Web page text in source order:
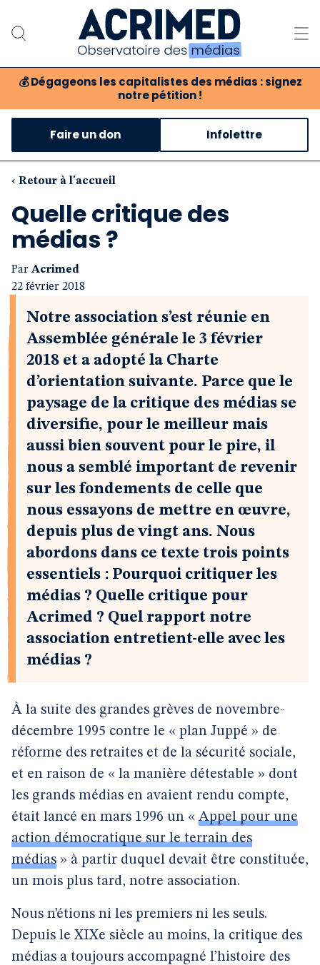
💰 Dégageons les capitalistes des médias : signez
notre pétition !
Notre association
Notre critique des médias
Nos propositions
Notre revue
Faire un don Infolettre
‹ Retour à l'accueil
Quelle critique des
médias ?
Par Acrimed
22 février 2018
Notre association s’est réunie en
Assemblée générale le 3 février
2018 et a adopté la Charte
d’orientation suivante. Parce que le
paysage de la critique des médias se
diversifie, pour le meilleur mais
aussi bien souvent pour le pire, il
nous a semblé important de revenir
sur les fondements de celle que
nous essayons de mettre en œuvre,
depuis plus de vingt ans. Nous
abordons dans ce texte trois points
essentiels : Pourquoi critiquer les
médias ? Quelle critique pour
Acrimed ? Quel rapport notre
association entretient-elle avec les
médias ?
À la suite des grandes grèves de novembre-
décembre 1995 contre le « plan Juppé » de
réforme des retraites et de la sécurité sociale,
et en raison de « la manière détestable » dont
les grands médias en avaient rendu compte,
était lancé en mars 1996 un « Appel pour une
action démocratique sur le terrain des
médias » à partir duquel devait être constituée,
un mois plus tard, notre association.
Nous n’étions ni les premiers ni les seuls.
Depuis le XIXe siècle au moins, la critique des
médias a toujours accompagné l’histoire des